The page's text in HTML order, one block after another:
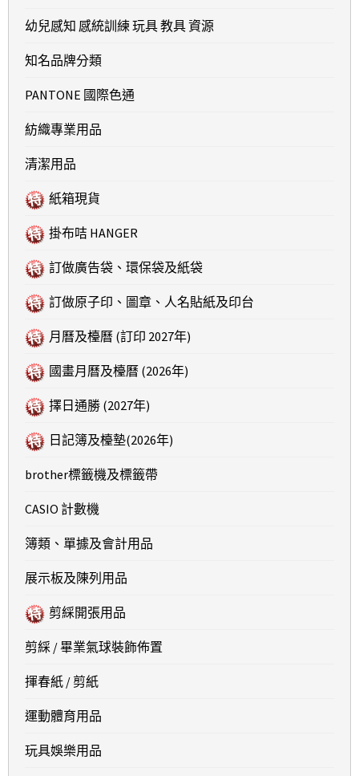
幼兒感知 感統訓練 玩具 教具 資源
知名品牌分類
PANTONE 國際色通
紡織專業用品
清潔用品
紙箱現貨
掛布咭 HANGER
訂做廣告袋、環保袋及紙袋
訂做原子印、圖章、人名貼紙及印台
月曆及檯曆 (訂印 2027年)
國畫月曆及檯曆 (2026年)
擇日通勝 (2027年)
日記簿及檯墊(2026年)
brother標籤機及標籤帶
CASIO 計數機
簿類、單據及會計用品
展示板及陳列用品
剪綵開張用品
剪綵 / 畢業氣球裝飾佈置
揮春紙 / 剪紙
運動體育用品
玩具娛樂用品